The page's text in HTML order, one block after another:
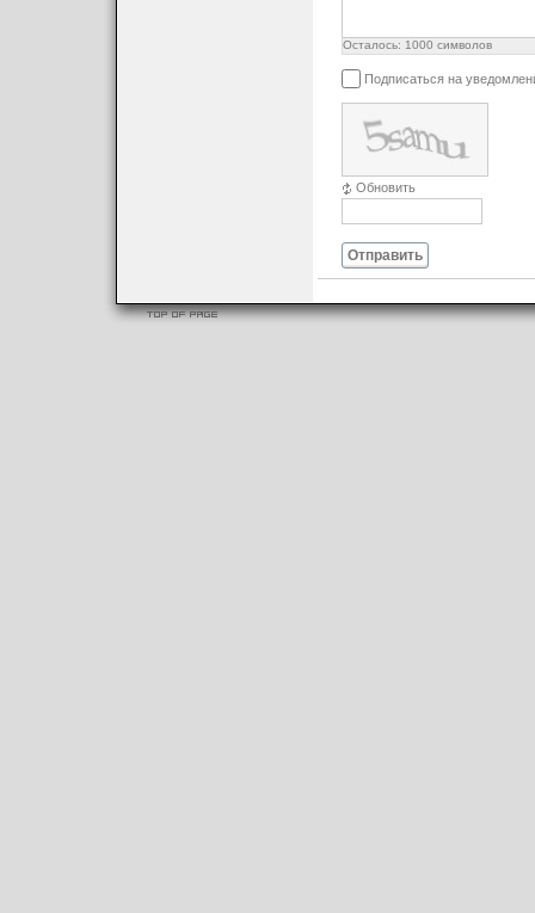
Осталось: 1000 символов
Подписаться на
Обновить
Отправить